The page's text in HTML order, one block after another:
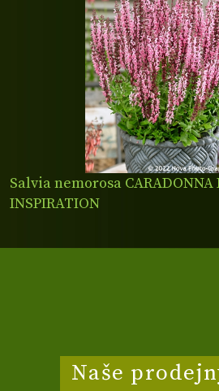
Salvia nemorosa CARADONNA
INSPIRATION
Naše